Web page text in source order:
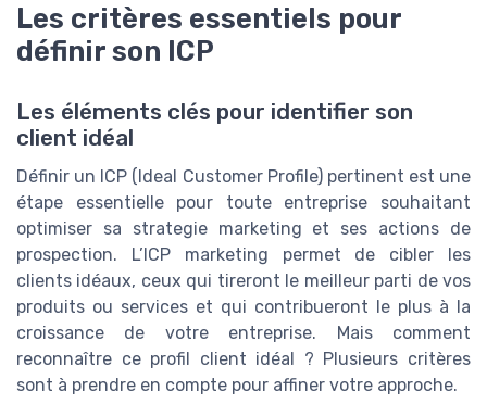
Les critères essentiels pour
définir son ICP
Les éléments clés pour identifier son
client idéal
Définir un ICP (Ideal Customer Profile) pertinent est une
étape essentielle pour toute entreprise souhaitant
optimiser sa strategie marketing et ses actions de
prospection. L’ICP marketing permet de cibler les
clients idéaux, ceux qui tireront le meilleur parti de vos
produits ou services et qui contribueront le plus à la
croissance de votre entreprise. Mais comment
reconnaître ce profil client idéal ? Plusieurs critères
sont à prendre en compte pour affiner votre approche.